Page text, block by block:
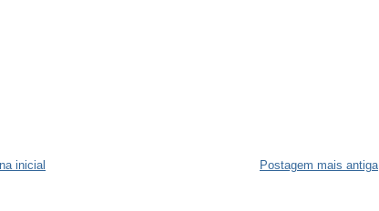
Postagem mais antiga
inicial